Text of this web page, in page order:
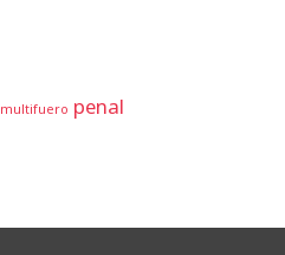
multifuero penal